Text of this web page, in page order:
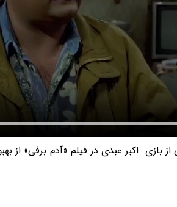
از بازی اکبر عبدی در فیلم «آدم برفی» از